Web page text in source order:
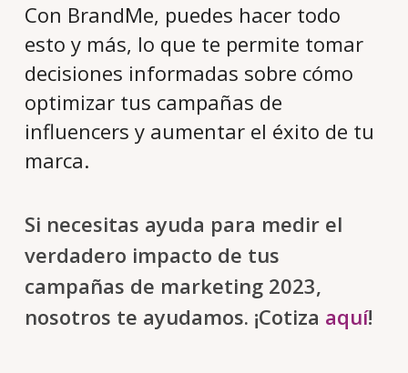
Con BrandMe, puedes hacer todo
esto y más, lo que te permite tomar
decisiones informadas sobre cómo
optimizar tus campañas de
influencers y aumentar el éxito de tu
marca.
Si necesitas ayuda para medir el
verdadero impacto de tus
campañas de marketing 2023,
nosotros te ayudamos. ¡Cotiza aquí!